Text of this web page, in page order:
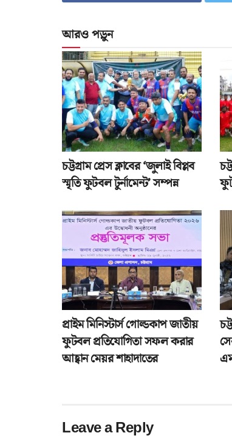
আরও পড়ুন
চট্টগ্রাম প্রেস ক্লাবের ‘জুলাই বিপ্লব
স্মৃতি ফুটবল টুর্নামেন্ট’ সম্পন্ন
প্রাইম মিনিস্টার্স গোল্ডকাপ জাতীয়
ফুটবল প্রতিযোগিতা সফল করার
আহ্বান মেয়র শাহাদাতের
Leave a Reply